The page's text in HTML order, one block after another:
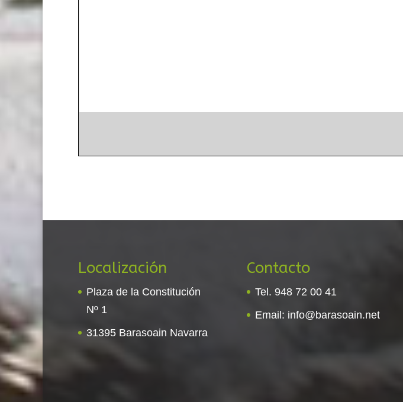
Localización
Plaza de la Constitución
Nº 1
31395 Barasoain Navarra
Contacto
Tel. 948 72 00 41
Email: info@barasoain.net